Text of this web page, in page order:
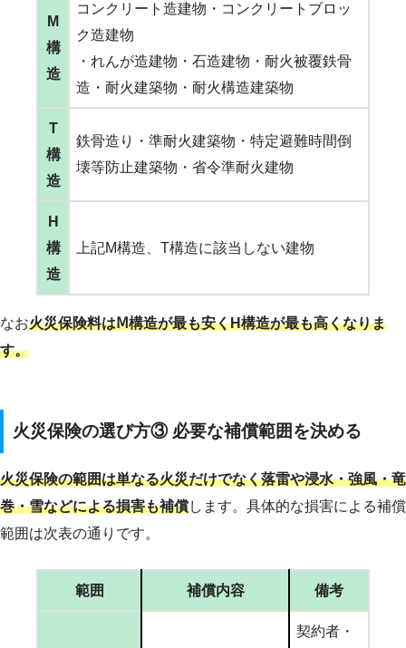
M
構
造
コンクリート造建物・コンクリートブロッ
ク造建物
・れんが造建物・石造建物・耐火被覆鉄骨
造・耐火建築物・耐火構造建築物
T
構
造
鉄骨造り・準耐火建築物・特定避難時間倒
壊等防止建築物・省令準耐火建物
H
構
造
上記M構造、T構造に該当しない建物
なお火災保険料はⅯ構造が最も安くH構造が最も高くなりま
す。
火災保険の選び方③ 必要な補償範囲を決める
火災保険の範囲は単なる火災だけでなく落雷や浸水・強風・竜
巻・雪などによる損害も補償します。具体的な損害による補償
範囲は次表の通りです。
範囲 補償内容 備考
契約者・